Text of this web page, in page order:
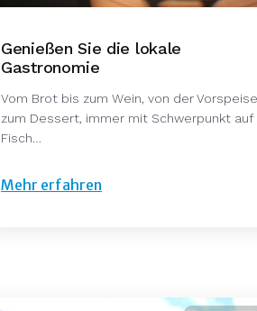
Genießen Sie die lokale
Gastronomie
Vom Brot bis zum Wein, von der
zum Dessert, immer mit Schwerpunkt auf
Fisch…
Mehr erfahren